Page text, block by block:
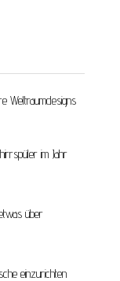
Weltraumdesigns
im Jahr
über
einzurichten